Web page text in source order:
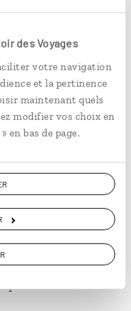
des Voyages
votre navigation
et la pertinence
maintenant quels
modifier vos choix en
en bas de page.
mesure
sur le territoire y
impérativement
au moins 6 pages
vous faites escale et
que vous voyagiez
mineurs en
:
conseils-aux-